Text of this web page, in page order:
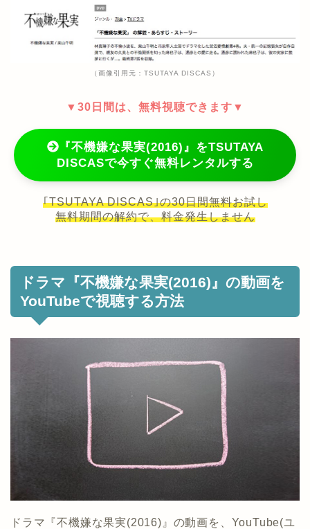
（画像引用元：TSUTAYA DISCAS）
▼30日間は、無料視聴できます▼
『不機嫌な果実(2016)』をTSUTAYA
DISCASで今すぐ無料レンタルする
｢TSUTAYA DISCAS｣の30日間無料お試し
無料期間の解約で、料金発生しません
ドラマ『不機嫌な果実(2016)』の動画を
YouTubeで視聴する方法
ドラマ『不機嫌な果実(2016)』の動画を、YouTube(ユ